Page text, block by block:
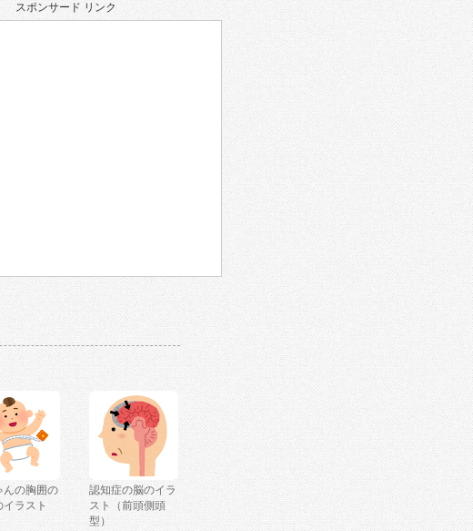
スポンサード リンク
んの胸囲の
イラスト
認知症の脳のイラ
スト（前頭側頭
型）